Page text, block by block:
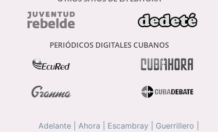
PERIÓDICOS DIGITALES CUBANOS
Adelante Ahora Escambray Guerrillero